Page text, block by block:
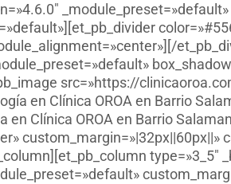
src=»https://
en Clínica OROA en Barrio
Clínica OROA en Barrio
custom_margin=»|32px||60px||»
type=»3_5″